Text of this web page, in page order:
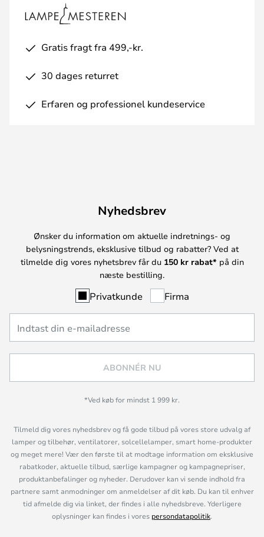
Gratis fragt fra 499,-kr.
30 dages returret
Erfaren og professionel kundeservice
Nyhedsbrev
Ønsker du information om aktuelle indretnings- og
belysningstrends, eksklusive tilbud og rabatter? Ved at
tilmelde dig vores nyhetsbrev får du 150 kr rabat* på din
næste bestilling.
Privatkunde Firma
ABONNÉR NU
*Ved køb for mindst 1 999 kr.
Tilmeld dig vores nyhedsbrev og få gode tilbud på vores store udvalg af
lamper og tilbehør, ventilatorer, solcellelamper, smart home-produkter
og meget mere! Vær den første til at modtage information om eksklusive
rabatkoder, aktuelle tilbud, særlige kampagner og kampagnepriser,
produktanbefalinger og nyheder. Derudover kan vi sende indhold fra
partnere samt anmodninger om anmeldelser af dit køb. Du kan til enhver
tid afmelde dig via linket, der findes i alle nyhedsbreve. Yderligere
oplysninger kan findes i vores persondatapolitik.